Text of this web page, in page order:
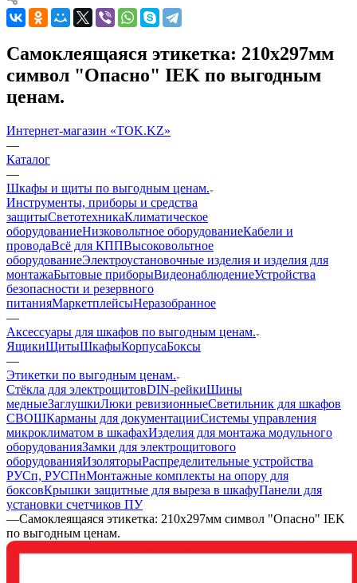
Самоклеящаяся этикетка: 210х297мм
символ "Опасно" IEK по выгодным
ценам.
Интернет-магазин «TOK.KZ»
—
Каталог
—
Шкафы и щиты по выгодным ценам.
Инструменты, приборы и средства
защитыСветотехникаКлиматическое
оборудованиеНизковольтное оборудованиеКабели и
проводаВсё для КППВысоковольтное
оборудованиеЭлектроустановочные изделия и изделия для
монтажаБытовые приборыВидеонаблюдениеУстройства
безопасности и резервного
питанияМаркетплейсыНеразобранное
—
Аксессуары для шкафов по выгодным ценам.
ЯщикиЩитыШкафыКорпусаБоксы
—
Этикетки по выгодным ценам.
Стёкла для электрощитовDIN-рейкиШины
медныеЗаглушкиЛюки ревизионныеСветильник для шкафов
СВОШКарманы для документацииСистемы управления
микроклиматом в шкафахИзделия для монтажа модульного
оборудованияЗамки для электрощитового
оборудованияИзоляторыРаспределительные устройства
РУСп, РУСПнМонтажные комплекты на опору для
боксовКрышки защитные для выреза в шкафуПанели для
установки счетчиков ПУ
—Самоклеящаяся этикетка: 210х297мм символ "Опасно" IEK
по выгодным ценам.